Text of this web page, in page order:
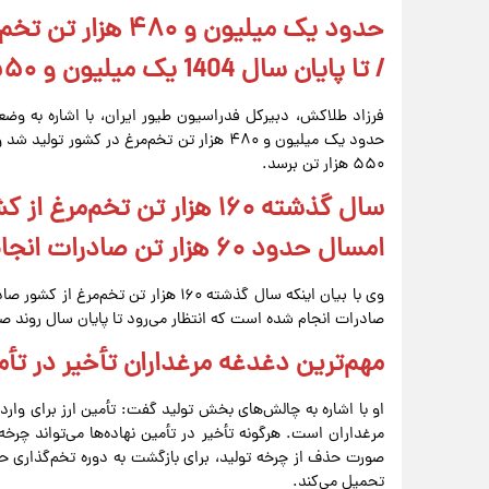
/ تا پایان سال 1404 یک میلیون و ۵۵۰ هزار تن تخم‌مرغ تولید می‌شود
فرزاد طلاکش، دبیرکل فدراسیون طیور ایران، با اشاره به
حدود یک میلیون و ۴۸۰ هزار تن تخم‌مرغ
۵۵۰ هزار تن برسد.
سال گذشته ۱۶۰ هزار
امسال حدود ۶۰ هزار تن صادرات انجام شده است
صادرات انجام شده است که انتظار می‌رود تا پایان سال روند
مهم‌ترین دغدغه مرغداران تأخیر در
او با اشاره به چالش‌های بخش تولید گفت: تأمین ارز برای
مرغداران است. هرگونه تأخیر در تأمین نهاده‌ها می‌تواند
صورت حذف از چرخه تولید، برای بازگشت به دوره تخم‌گذاری
تحمیل می‌کند.